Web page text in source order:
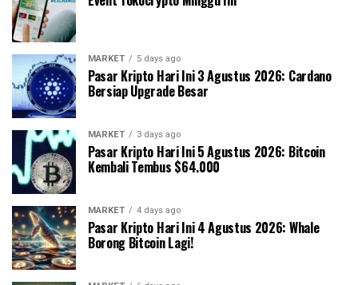
MARKET 5 days ago
Pasar Kripto Hari Ini 3 Agustus 2026: Cardano
Bersiap Upgrade Besar
MARKET 3 days ago
Pasar Kripto Hari Ini 5 Agustus 2026: Bitcoin
Kembali Tembus $64.000
MARKET 4 days ago
Pasar Kripto Hari Ini 4 Agustus 2026: Whale
Borong Bitcoin Lagi!